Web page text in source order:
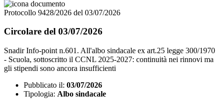
Protocollo 9428/2026 del 03/07/2026
Circolare del 03/07/2026
Snadir Info-point n.601. All'albo sindacale ex art.25 legge 300/1970
- Scuola, sottoscritto il CCNL 2025-2027: continuità nei rinnovi ma
gli stipendi sono ancora insufficienti
Pubblicato il: 03/07/2026
Tipologia: Albo sindacale